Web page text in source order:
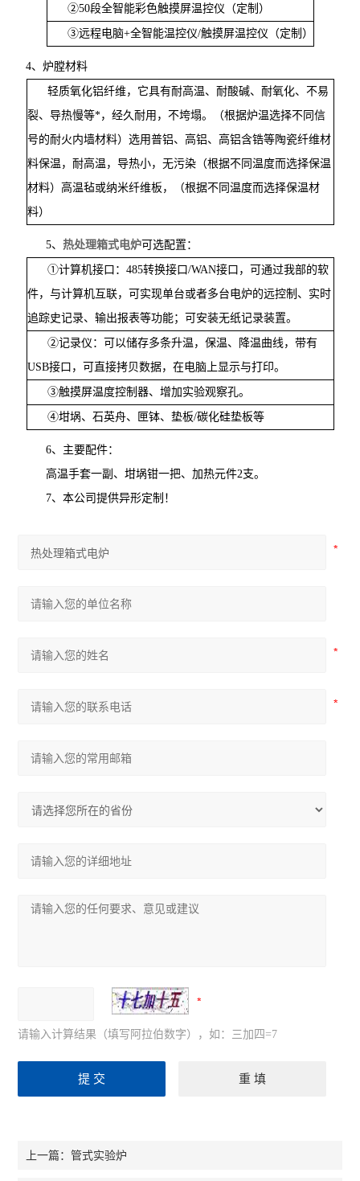
②50段全智能彩色触摸屏温控仪（定制）
③远程电脑+全智能温控仪/触摸屏温控仪（定制）
4、炉膛材料
轻质氧化铝纤维，它具有耐高温、耐酸碱、耐氧化、不易
裂、导热慢等*，经久耐用，不垮塌。（根据炉温选择不同信
号的耐火内墙材料）选用普铝、高铝、高铝含锆等陶瓷纤维材
料保温，耐高温，导热小，无污染（根据不同温度而选择保温
材料）高温毡或纳米纤维板，（根据不同温度而选择保温材
料）
5、热处理箱式电炉可选配置：
①计算机接口： 485转换接口/WAN接口，可通过我部的软
件，与计算机互联，可实现单台或者多台电炉的远控制、实时
追踪史记录、输出报表等功能；可安装无纸记录装置。
②记录仪：可以储存多条升温，保温、降温曲线，带有
USB接口，可直接拷贝数据，在电脑上显示与打印。
③触摸屏温度控制器、增加实验观察孔。
④坩埚、石英舟、匣钵、垫板/碳化硅垫板等
6、主要配件：
高温手套一副、坩埚钳一把、加热元件2支。
7、本公司提供异形定制！
请输入计算结果（填写阿拉伯数字），如：三加四=7
上一篇：管式实验炉